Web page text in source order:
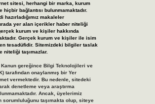
sitesi, herhangi bir marka, kurum
bağlantısı bulunmamaktadır.
hazırladığımız makaleler
yer alan içerikler haber niteliği
kurum ve kişiler hakkında
Gerçek kurum ve kişiler ile isim
tesadüfidir. Sitemizdeki bilgiler taslak
niteliği taşımazlar.
Kanun gereğince Bilgi Teknolojileri ve
tarafından onaylanmış bir Yer
vermektedir. Bu nedenle, sitedeki
denetleme veya araştırma
Ancak, üyelerimiz
sorumluluğunu taşımakta olup, siteye